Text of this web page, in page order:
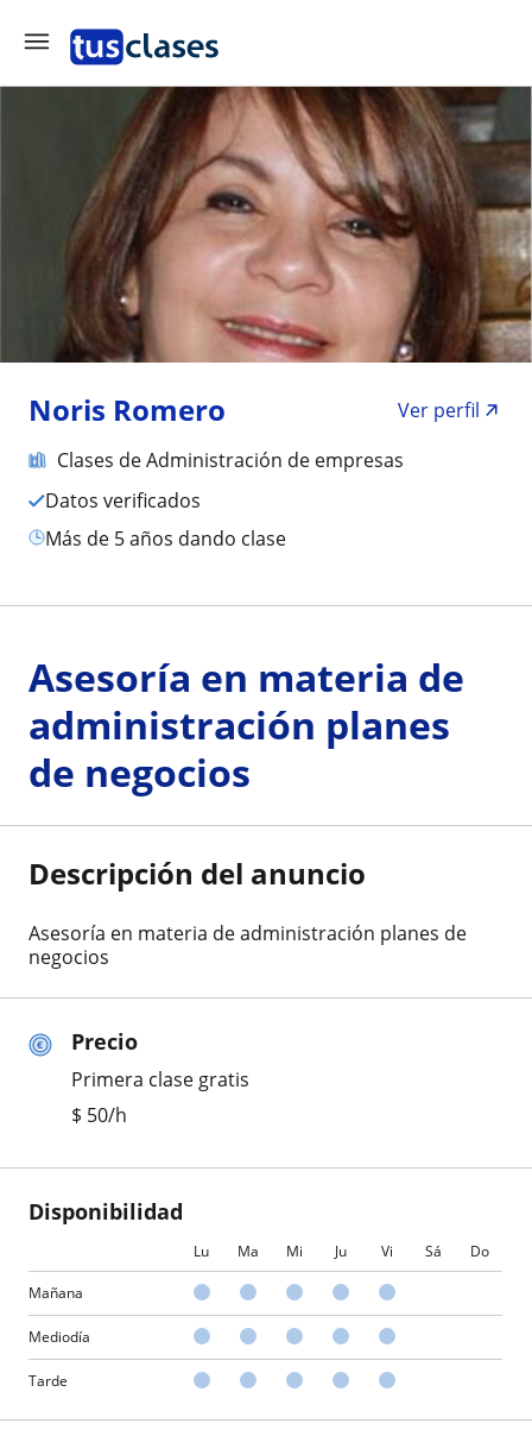
Noris Romero
Ver perfil
Clases de Administración de empresas
Datos verificados
más de 5 años dando clase
Precio
Primera clase gratis
$ 50/h
Disponibilidad
Lu Ma Mi Ju Vi Sá Do
Mañana
Mediodía
Tarde
Asesoría en materia de
administración planes
de negocios
Descripción del anuncio
Asesoría en materia de administración planes de
negocios